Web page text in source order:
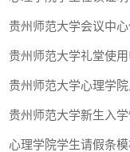
贵州师范大学会议中
贵州师范大学礼堂使
贵州师范大学心理学
贵州师范大学新生入
心理学院学生请假条模